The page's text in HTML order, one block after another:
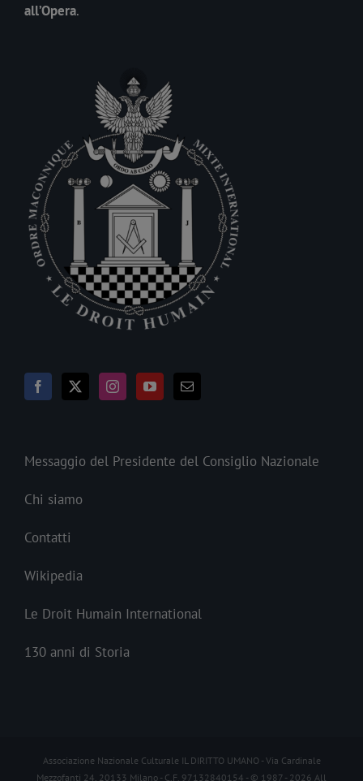
all’Opera.
Messaggio del Presidente del Consiglio Nazionale
Chi siamo
Contatti
Wikipedia
Le Droit Humain International
130 anni di Storia
Associazione Nazionale Culturale IL DIRITTO UMANO - Via Cardinale
Mezzofanti 24, 20133 Milano - C.F. 97132840154 - © 1987 - 2026 All